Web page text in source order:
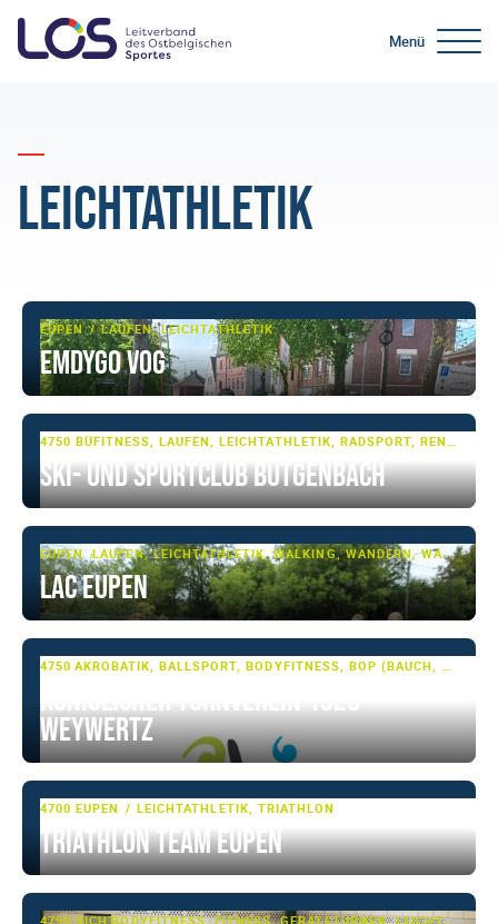
Menü
Leichtathletik
EUPEN LAUFEN, LEICHTATHLETIK
EMDYGO VoG
4750 BÜTGENBACH
Ski- und Sportclub Bütgenbach
EUPEN LAUFEN, LEICHTATHLETIK, WALKING, WANDERN, WANDERSPORT
LAC Eupen
4750 WEYWERTZ
Königlicher Turnverein 1928
Weywertz
4700 EUPEN LEICHTATHLETIK, TRIATHLON
Triathlon Team Eupen
4790 RICHTENBERG BODYFITNESS, FITNESS, GERÄTETURNEN, LEICHTATHLETIK, MULTI-SPORT, TURNEN, TURNEN - BASIS, WALKING